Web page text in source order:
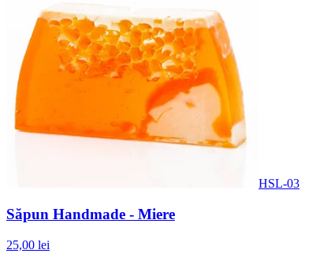
HSL-03
Săpun Handmade - Miere
25,00 lei